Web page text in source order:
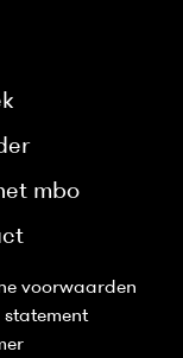
mbo
voorwaarden
statement